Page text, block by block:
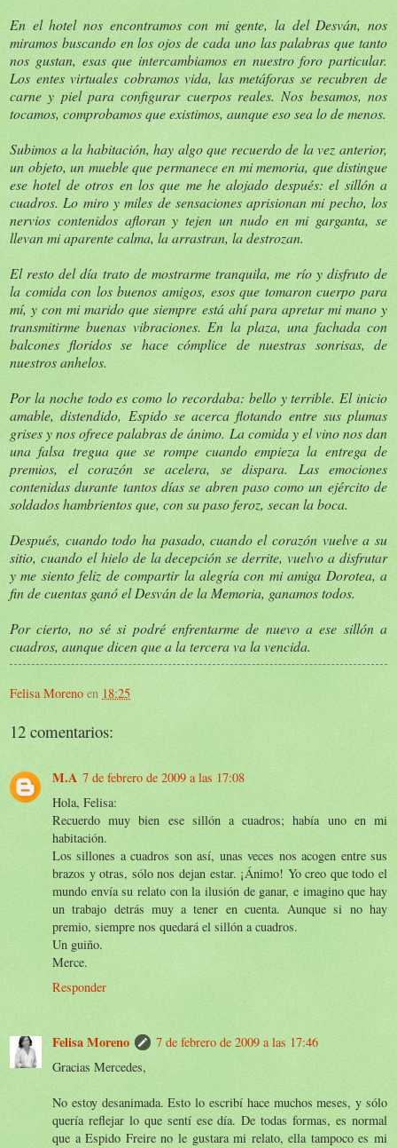
En el hotel nos encontramos con mi gente, la del Desván, nos
miramos buscando en los ojos de cada uno las palabras que tanto
nos gustan, esas que intercambiamos en nuestro foro particular.
Los entes virtuales cobramos vida, las metáforas se recubren de
carne y piel para configurar cuerpos reales. Nos besamos, nos
tocamos, comprobamos que existimos, aunque eso sea lo de menos.
Subimos a la habitación, hay algo que recuerdo de la vez anterior,
un objeto, un mueble que permanece en mi memoria, que distingue
ese hotel de otros en los que me he alojado después: el sillón a
cuadros. Lo miro y miles de sensaciones aprisionan mi pecho, los
nervios contenidos afloran y tejen un nudo en mi garganta, se
llevan mi aparente calma, la arrastran, la destrozan.
El resto del día trato de mostrarme tranquila, me río y disfruto de
la comida con los buenos amigos, esos que tomaron cuerpo para
mí, y con mi marido que siempre está ahí para apretar mi mano y
transmitirme buenas vibraciones. En la plaza, una fachada con
balcones floridos se hace cómplice de nuestras sonrisas, de
nuestros anhelos.
Por la noche todo es como lo recordaba: bello y terrible. El inicio
amable, distendido, Espido se acerca flotando entre sus plumas
grises y nos ofrece palabras de ánimo. La comida y el vino nos dan
una falsa tregua que se rompe cuando empieza la entrega de
premios, el corazón se acelera, se dispara. Las emociones
contenidas durante tantos días se abren paso como un ejército de
soldados hambrientos que, con su paso feroz, secan la boca.
Después, cuando todo ha pasado, cuando el corazón vuelve a su
sitio, cuando el hielo de la decepción se derrite, vuelvo a disfrutar
y me siento feliz de compartir la alegría con mi amiga Dorotea, a
fin de cuentas ganó el Desván de la Memoria, ganamos todos.
Por cierto, no sé si podré enfrentarme de nuevo a ese sillón a
cuadros, aunque dicen que a la tercera va la vencida.
Felisa Moreno en 18:25
12 comentarios:
M.A 7 de febrero de 2009 a las 17:08
Hola, Felisa:
Recuerdo muy bien ese sillón a cuadros; había uno en mi
habitación.
Los sillones a cuadros son así, unas veces nos acogen entre sus
brazos y otras, sólo nos dejan estar. ¡Ánimo! Yo creo que todo el
mundo envía su relato con la ilusión de ganar, e imagino que hay
un trabajo detrás muy a tener en cuenta. Aunque si no hay
premio, siempre nos quedará el sillón a cuadros.
Un guiño.
Merce.
Responder
Felisa Moreno
7 de febrero de 2009 a las 17:46
Gracias Mercedes,
No estoy desanimada. Esto lo escribí hace muchos meses, y sólo
quería reflejar lo que sentí ese día. De todas formas, es normal
que a Espido Freire no le gustara mi relato, ella tampoco es mi